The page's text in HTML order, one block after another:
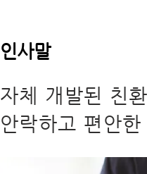
인사말
자체 개발된 친
안락하고 편안한